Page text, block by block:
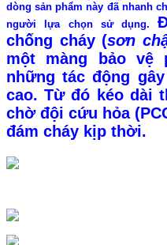
dòng sản phẩm này đã nhanh
người lựa chọn sử dụng.
chống cháy(sơn
một màng bảo vệ
những tác động
cao. Từ đó kéo dài
chờ đội cứu hỏa (
đám cháy kịp thời.